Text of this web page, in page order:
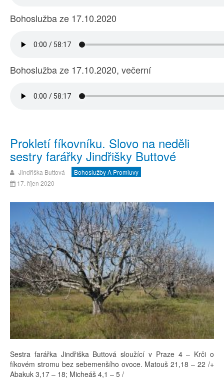
Bohoslužba ze 17.10.2020
Bohoslužba ze 17.10.2020, večerní
Prokletí fíkovníku. Slovo na neděli
sestry farářky Jindřišky Buttové
Jindřiška Buttová
Bohoslužby A Promluvy
17. říjen 2020
Sestra farářka Jindřiška Buttová sloužící v Praze 4 – Krči o
fíkovém stromu bez sebemenšího ovoce. Matouš 21,18 – 22 /+
Abakuk 3,17 – 18; Micheáš 4,1 – 5 /